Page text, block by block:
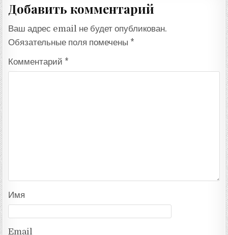
Добавить комментарий
Ваш адрес email не будет опубликован.
Обязательные поля помечены *
Комментарий *
Имя
Email